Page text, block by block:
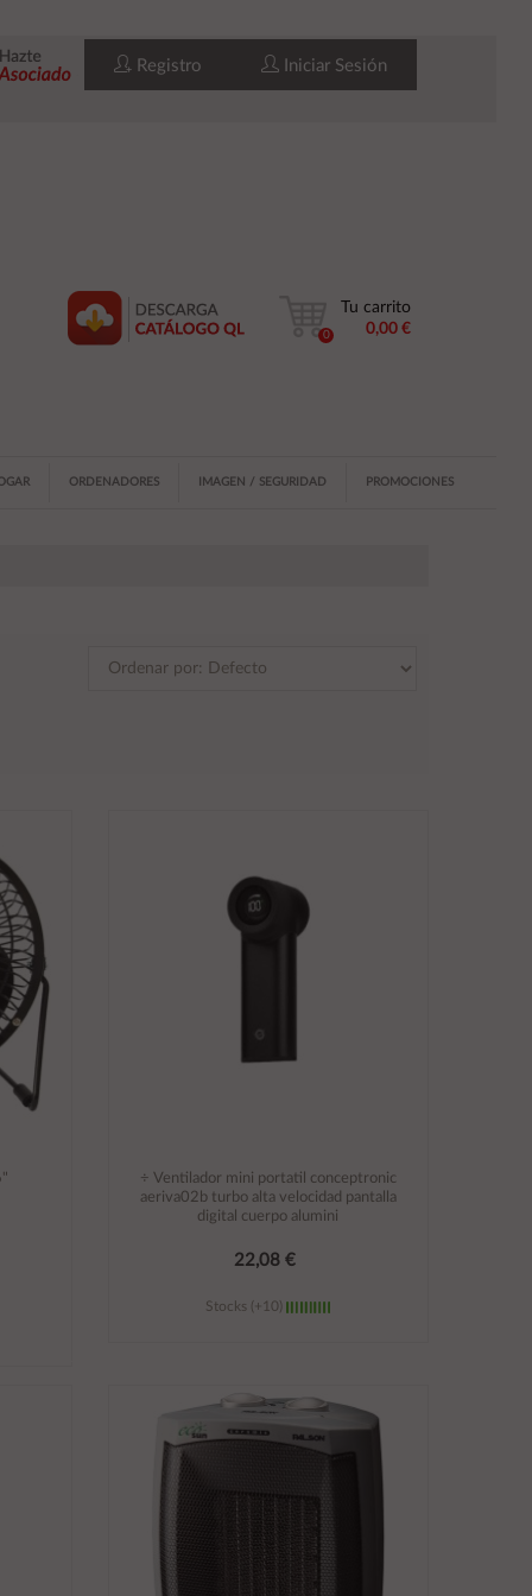
Registro Iniciar Sesión
Tu carrito
0,00 €
0
ORDENADORES IMAGEN / SEGURIDAD PROMOCIONES
÷ Ventilador mini portatil conceptronic
aeriva02b turbo alta velocidad pantalla
digital cuerpo alumini
22,08 €
Stocks (+10)